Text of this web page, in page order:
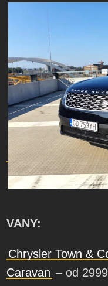
VANY:
Chrysler Town &
Caravan – od